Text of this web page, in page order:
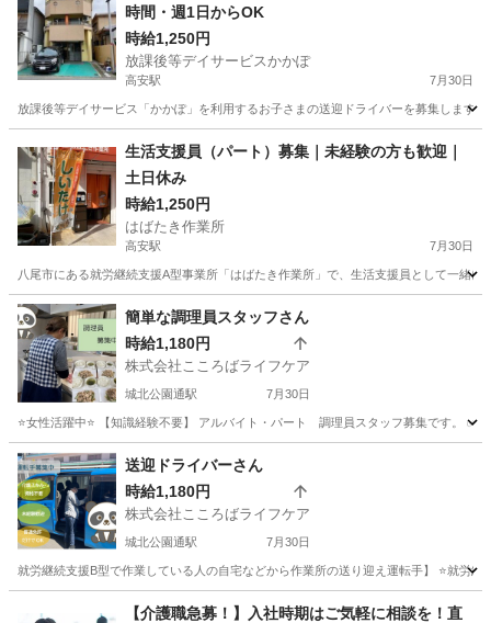
時間・週1日からOK
時給1,250円
放課後等デイサービスかかぽ
高安駅 7月30日
放課後等デイサービス「かかぽ」を利用するお子さまの送迎ドライバーを募集します
高安駅 その他 業務
生活支援員（パート）募集｜未経験の方も歓迎｜
土日休み
時給1,250円
はばたき作業所
高安駅 7月30日
八尾市にある就労継続支援A型事業所「はばたき作業所」で、生活支援員として一緒
大阪 八尾市 高安駅 福祉
簡単な調理員スタッフさん
時給1,180円
株式会社こころばライフケア
城北公園通駅 7月30日
⭐女性活躍中⭐ 【知識経験不要】 アルバイト・パート 調理員スタッフ募集です。 ✅
大阪 大阪市 城北公園通駅 その他
送迎ドライバーさん
時給1,180円
株式会社こころばライフケア
城北公園通駅 7月30日
就労継続支援B型で作業している人の自宅などから作業所の送り迎え運転手】 ⭐就労
城北公園通駅 その他 B型
【介護職急募！】入社時期はご気軽に相談を！直